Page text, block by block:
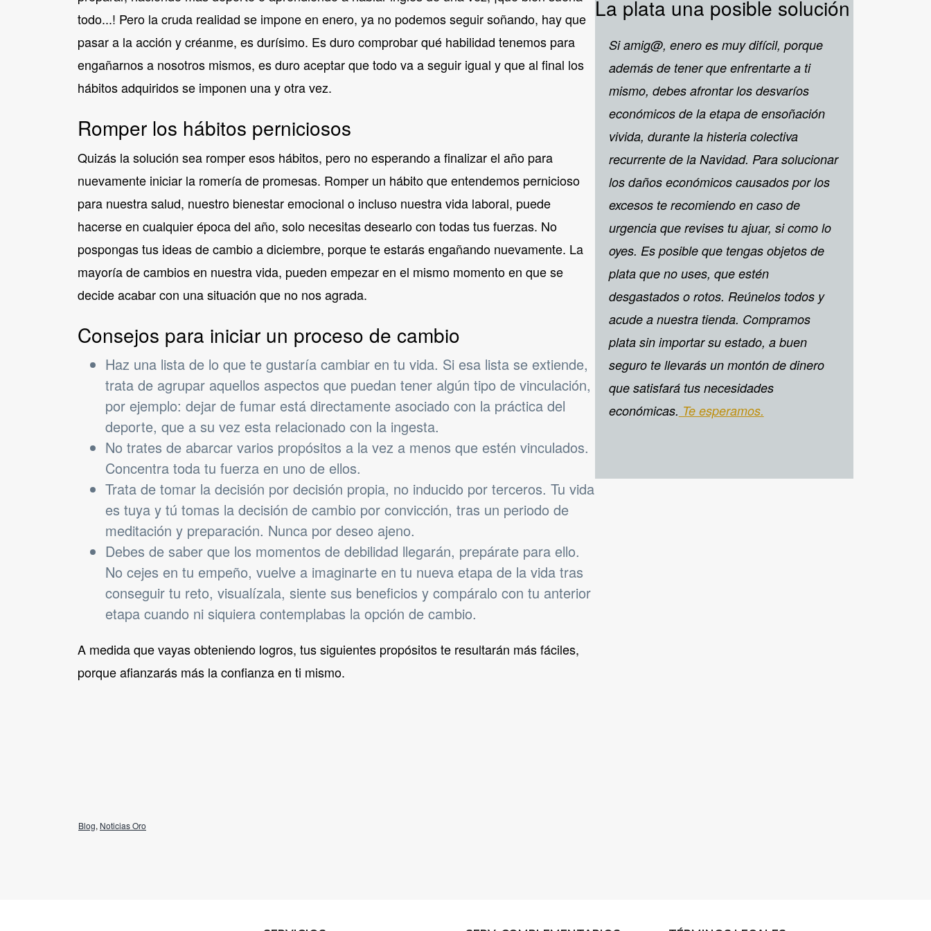
todo...! Pero la cruda realidad se impone en enero, ya no podemos seguir soñando, hay que
pasar a la acción y créanme, es durísimo. Es duro comprobar qué habilidad tenemos para
engañarnos a nosotros mismos, es duro aceptar que todo va a seguir igual y que al final los
hábitos adquiridos se imponen una y otra vez.
Romper los hábitos perniciosos
Quizás la solución sea romper esos hábitos, pero no esperando a finalizar el año para
nuevamente iniciar la romería de promesas. Romper un hábito que entendemos pernicioso
para nuestra salud, nuestro bienestar emocional o incluso nuestra vida laboral, puede
hacerse en cualquier época del año, solo necesitas desearlo con todas tus fuerzas. No
pospongas tus ideas de cambio a diciembre, porque te estarás engañando nuevamente. La
mayoría de cambios en nuestra vida, pueden empezar en el mismo momento en que se
decide acabar con una situación que no nos agrada.
Consejos para iniciar un proceso de cambio
Haz una lista de lo que te gustaría cambiar en tu vida. Si esa lista se extiende,
trata de agrupar aquellos aspectos que puedan tener algún tipo de vinculación,
por ejemplo: dejar de fumar está directamente asociado con la práctica del
deporte, que a su vez esta relacionado con la ingesta.
No trates de abarcar varios propósitos a la vez a menos que estén vinculados.
Concentra toda tu fuerza en uno de ellos.
Trata de tomar la decisión por decisión propia, no inducido por terceros. Tu vida
es tuya y tú tomas la decisión de cambio por convicción, tras un periodo de
meditación y preparación. Nunca por deseo ajeno.
Debes de saber que los momentos de debilidad llegarán, prepárate para ello.
No cejes en tu empeño, vuelve a imaginarte en tu nueva etapa de la vida tras
conseguir tu reto, visualízala, siente sus beneficios y compáralo con tu anterior
etapa cuando ni siquiera contemplabas la opción de cambio.
A medida que vayas obteniendo logros, tus siguientes propósitos te resultarán más fáciles,
porque afianzarás más la confianza en ti mismo.
La plata una posible solución
Si amig@, enero es muy difícil, porque
además de tener que enfrentarte a ti
mismo, debes afrontar los desvaríos
económicos de la etapa de ensoñación
vivida, durante la histeria colectiva
recurrente de la Navidad. Para solucionar
los daños económicos causados por los
excesos te recomiendo en caso de
urgencia que revises tu ajuar, si como lo
oyes. Es posible que tengas objetos de
plata que no uses, que estén
desgastados o rotos. Reúnelos todos y
acude a nuestra tienda. Compramos
plata sin importar su estado, a buen
seguro te llevarás un montón de dinero
que satisfará tus necesidades
económicas. Te esperamos.
Blog, Noticias Oro